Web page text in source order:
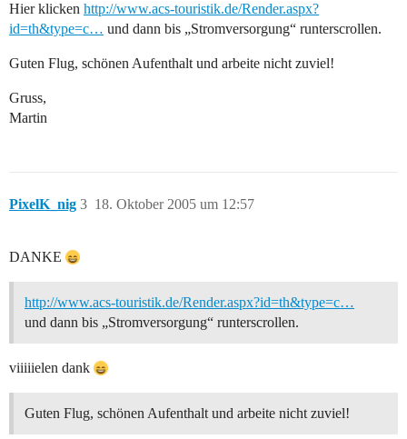
Hier klicken http://www.acs-touristik.de/Render.aspx?
id=th&type=c… und dann bis „Stromversorgung“ runterscrollen.
Guten Flug, schönen Aufenthalt und arbeite nicht zuviel!
Gruss,
Martin
PixelK_nig 18. Oktober 2005 um 12:57
3
DANKE
http://www.acs-touristik.de/Render.aspx?id=th&type=c…
und dann bis „Stromversorgung“ runterscrollen.
viiiiielen dank
Guten Flug, schönen Aufenthalt und arbeite nicht zuviel!